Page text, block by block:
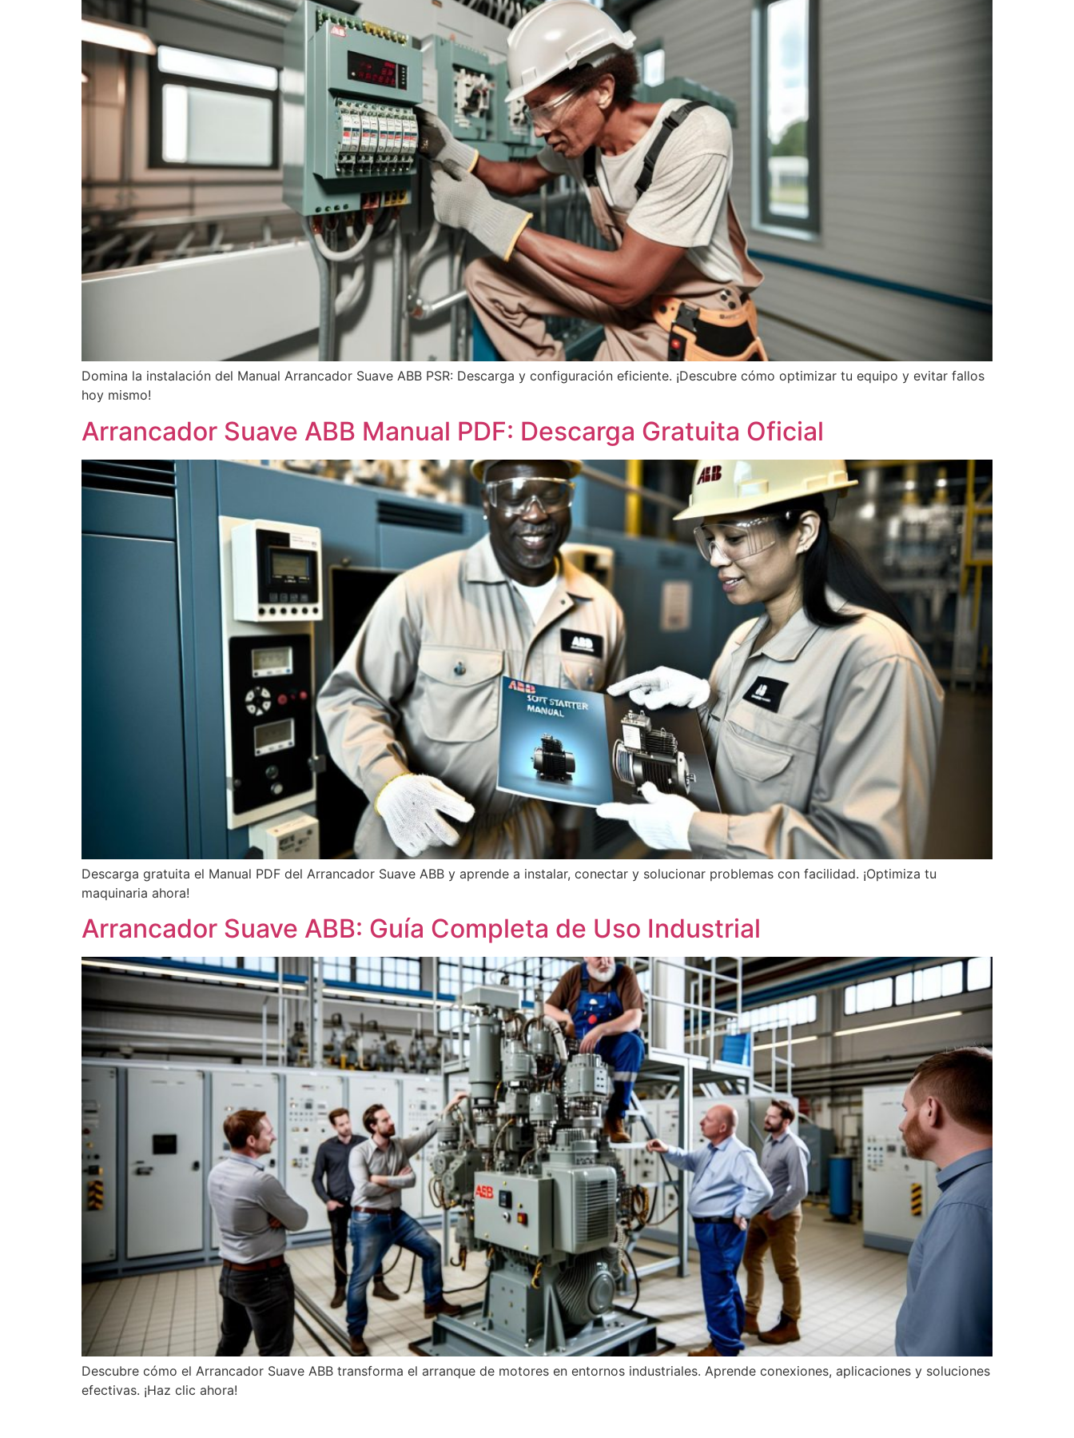
Domina la instalación del Manual Arrancador Suave ABB PSR: Descarga y configuración eficiente. ¡Descubre cómo optimizar tu equipo y evitar fallos
hoy mismo!
Arrancador Suave ABB Manual PDF: Descarga Gratuita Oficial
Descarga gratuita el Manual PDF del Arrancador Suave ABB y aprende a instalar, conectar y solucionar problemas con facilidad. ¡Optimiza tu
maquinaria ahora!
Arrancador Suave ABB: Guía Completa de Uso Industrial
Descubre cómo el Arrancador Suave ABB transforma el arranque de motores en entornos industriales. Aprende conexiones, aplicaciones y soluciones
efectivas. ¡Haz clic ahora!